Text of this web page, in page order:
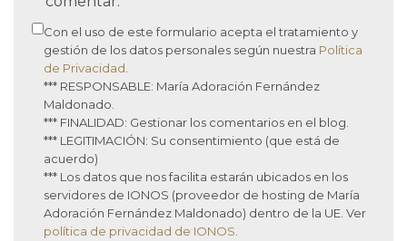
Con el uso de este formulario acepta el tratamiento y
gestión de los datos personales según nuestra Política
de Privacidad
*** RESPONSABLE: María Adoración Fernández
Maldonado.
*** FINALIDAD: Gestionar los comentarios en el blog.
*** LEGITIMACIÓN: Su consentimiento (que está de
acuerdo)
*** Los datos que nos facilita estarán ubicados en los
servidores de IONOS (proveedor de hosting de María
Adoración Fernández Maldonado) dentro de la UE. Ver
política de privacidad de IONOS